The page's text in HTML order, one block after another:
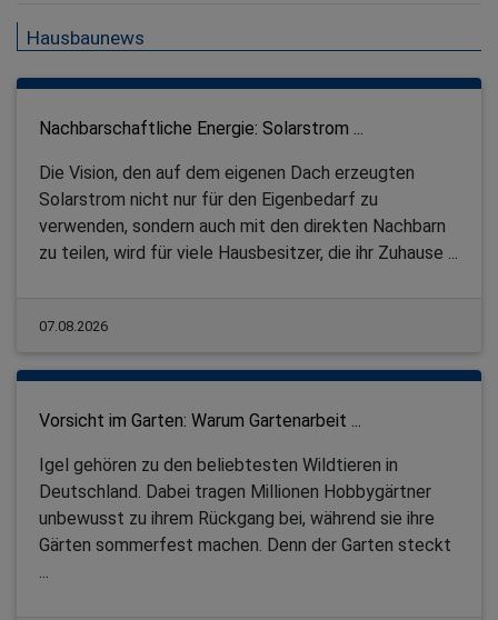
Hausbaunews
Nachbarschaftliche Energie: Solarstrom ...
Die Vision, den auf dem eigenen Dach erzeugten
Solarstrom nicht nur für den Eigenbedarf zu
verwenden, sondern auch mit den direkten Nachbarn
zu teilen, wird für viele Hausbesitzer, die ihr Zuhause ...
07.08.2026
Vorsicht im Garten: Warum Gartenarbeit ...
Igel gehören zu den beliebtesten Wildtieren in
Deutschland. Dabei tragen Millionen Hobbygärtner
unbewusst zu ihrem Rückgang bei, während sie ihre
Gärten sommerfest machen. Denn der Garten steckt